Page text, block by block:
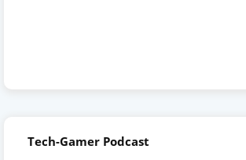
Tech-Gamer Podcast